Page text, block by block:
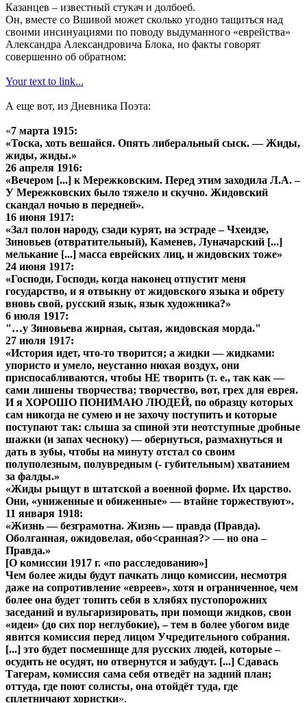
Казанцев – известный стукач и долбоеб.
Он, вместе со Вшивой может сколько угодно тащиться над
своими инсинуациями по поводу выдуманного «еврейства»
Александра Александровича Блока, но факты говорят
совершенно об обратном:
Your text to link...
А еще вот, из Дневника Поэта:
«7 марта 1915:
«Тоска, хоть вешайся. Опять либеральный сыск. — Жиды,
жиды, жиды.»
26 апреля 1916:
«Вечером [...] к Мережковским. Перед этим заходила Л.А. –
У Мережковских было тяжело и скучно. Жидовский
скандал ночью в передней».
16 июня 1917:
«Зал полон народу, сзади курят, на эстраде – Чхеидзе,
Зиновьев (отвратительный), Каменев, Луначарский [...]
мелькание [...] масса еврейских лиц, и жидовских тоже»
24 июня 1917:
«Господи, Господи, когда наконец отпустит меня
государство, и я отвыкну от жидовского языка и обрету
вновь свой, русский язык, язык художника?»
6 июля 1917:
"…у Зиновьева жирная, сытая, жидовская морда."
27 июля 1917:
«История идет, что-то творится; а жидки — жидками:
упористо и умело, неустанно нюхая воздух, они
приспосабливаются, чтобы НЕ творить (т. е., так как —
сами лишены творчества; творчество, вот, грех для еврея.
И я ХОРОШО ПОНИМАЮ ЛЮДЕЙ, по образцу которых
сам никогда не сумею и не захочу поступить и которые
поступают так: слыша за спиной эти неотступные дробные
шажки (и запах чесноку) — обернуться, размахнуться и
дать в зубы, чтобы на минуту отстал со своим
полуполезным, полувредным (- губительным) хватанием
за фалды.»
«Жиды рыщут в штатской а военной форме. Их царство.
Они, «униженные и обиженные» — втайне торжествуют».
11 января 1918:
«Жизнь — безграмотна. Жизнь — правда (Правда).
Оболганная, ожидовелая, обо<сранная?> — но она –
Правда.»
[О комиссии 1917 г. «по расследованию»]
Чем более жиды будут пачкать лицо комиссии, несмотря
даже на сопротивление «евреев», хотя и ограниченное, чем
более она будет топить себя в хлябях пустопорожних
заседаний и вульгаризировать, при помощи жидков, свои
«идеи» (до сих пор неглубокие), – тем в более убогом виде
явится комиссия перед лицом Учредительного собрания.
[...] это будет посмешище для русских людей, которые –
осудить не осудят, но отвернутся и забудут. [...] Сдавась
Тагерам, комиссия сама себя отведёт на задний план;
оттуда, где поют солисты, она отойдёт туда, где
сплетничают хористки».